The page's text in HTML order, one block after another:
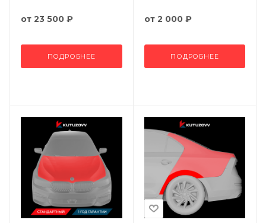
от 23 500 ₽
ПОДРОБНЕЕ
от 2 000 ₽
ПОДРОБНЕЕ